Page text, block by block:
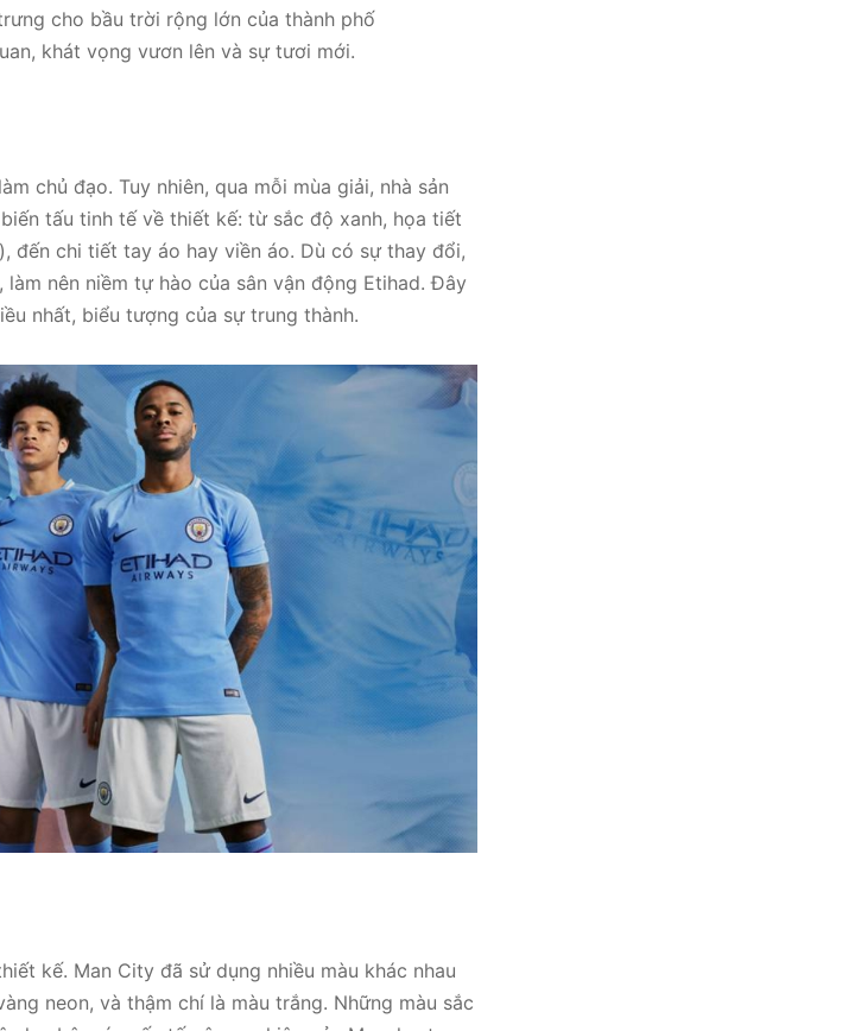
cho bầu trời rộng lớn của thành phố
khát vọng vươn lên và sự tươi mới.
chủ đạo. Tuy nhiên, qua mỗi mùa giải, nhà sản
tấu tinh tế về thiết kế: từ sắc độ xanh, họa tiết
đến chi tiết tay áo hay viền áo. Dù có sự thay đổi,
làm nên niềm tự hào của sân vận động Etihad. Đây
nhất, biểu tượng của sự trung thành.
kế. Man City đã sử dụng nhiều màu khác nhau
neon, và thậm chí là màu trắng. Những màu sắc